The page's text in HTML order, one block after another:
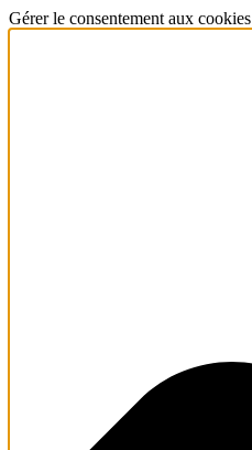
Gérer le consentement aux cookies